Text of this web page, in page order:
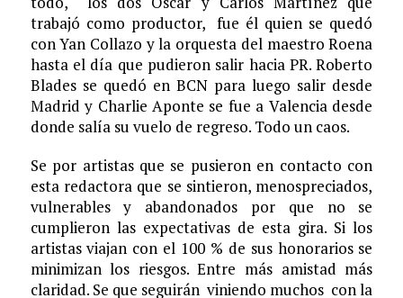
trabajó como productor, fue él quien se quedó
con Yan Collazo y la orquesta del maestro Roena
hasta el día que pudieron salir hacia PR. Roberto
Blades se quedó en BCN para luego salir desde
Madrid y Charlie Aponte se fue a Valencia desde
donde salía su vuelo de regreso. Todo un caos.
Se por artistas que se pusieron en contacto con
esta redactora que se sintieron, menospreciados,
vulnerables y abandonados por que no se
cumplieron las expectativas de esta gira. Si los
artistas viajan con el 100 % de sus honorarios se
minimizan los riesgos. Entre más amistad más
claridad. Se que seguirán viniendo muchos con la